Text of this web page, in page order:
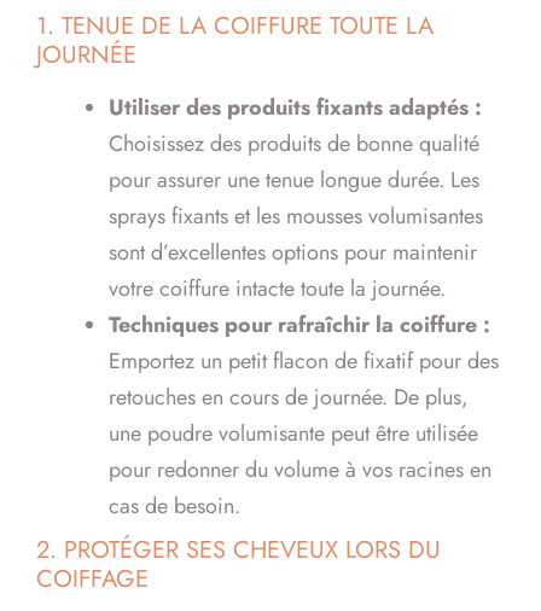
1. TENUE DE LA COIFFURE TOUTE LA
JOURNÉE
Utiliser des produits fixants adaptés :
Choisissez des produits de bonne qualité
pour assurer une tenue longue durée. Les
sprays fixants et les mousses volumisantes
sont d’excellentes options pour maintenir
votre coiffure intacte toute la journée.
Techniques pour rafraîchir la coiffure :
Emportez un petit flacon de fixatif pour des
retouches en cours de journée. De plus,
une poudre volumisante peut être utilisée
pour redonner du volume à vos racines en
cas de besoin.
2. PROTÉGER SES CHEVEUX LORS DU
COIFFAGE